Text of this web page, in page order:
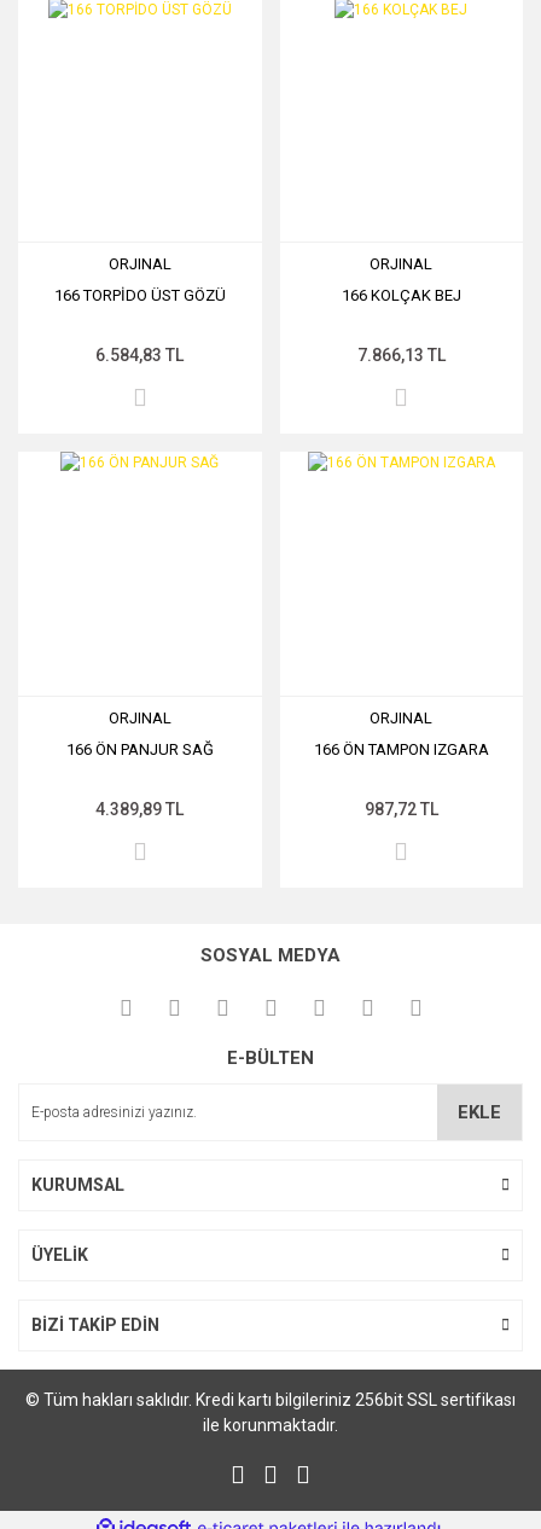
ORJINAL
166 TORPİDO ÜST GÖZÜ
6.584,83 TL
ORJINAL
166 KOLÇAK BEJ
7.866,13 TL
ORJINAL
166 ÖN PANJUR SAĞ
4.389,89 TL
ORJINAL
166 ÖN TAMPON IZGARA
987,72 TL
SOSYAL MEDYA
E-BÜLTEN
EKLE
KURUMSAL
ÜYELİK
BİZİ TAKİP EDİN
© Tüm hakları saklıdır. Kredi kartı bilgileriniz 256bit SSL sertifikası
ile korunmaktadır.